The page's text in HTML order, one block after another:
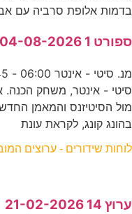
בדמות אלופת סרביה עם
ספורט 1 04-08-2026
סיטי - אינטר, משחק הכנה.
בהונג קונג, לקראת עונת
לוחות שידורים - ערוצים
ערוץ 14 21-02-2026